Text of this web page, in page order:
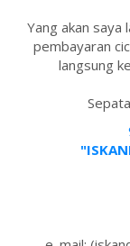
Yang akan saya
pembayaran
langsung
via
Tel ....